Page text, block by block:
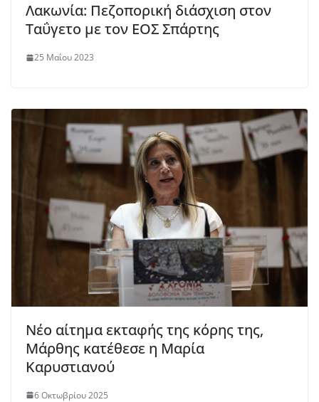
Λακωνία: Πεζοπορική διάσχιση στον
Ταΰγετο με τον ΕΟΣ Σπάρτης
25 Μαΐου 2023
Νέο αίτημα εκταφής της κόρης της,
Μάρθης κατέθεσε η Μαρία
Καρυστιανού
6 Οκτωβρίου 2025